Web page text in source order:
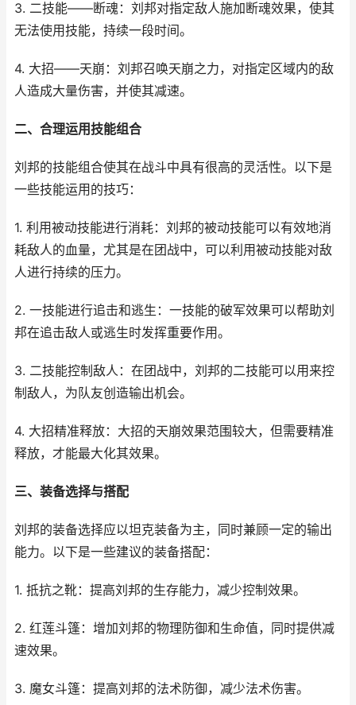
3. 二技能——断魂：刘邦对指定敌人施加断魂效果，使其
无法使用技能，持续一段时间。
4. 大招——天崩：刘邦召唤天崩之力，对指定区域内的敌
人造成大量伤害，并使其减速。
二、合理运用技能组合
刘邦的技能组合使其在战斗中具有很高的灵活性。以下是
一些技能运用的技巧：
1. 利用被动技能进行消耗：刘邦的被动技能可以有效地消
耗敌人的血量，尤其是在团战中，可以利用被动技能对敌
人进行持续的压力。
2. 一技能进行追击和逃生：一技能的破军效果可以帮助刘
邦在追击敌人或逃生时发挥重要作用。
3. 二技能控制敌人：在团战中，刘邦的二技能可以用来控
制敌人，为队友创造输出机会。
4. 大招精准释放：大招的天崩效果范围较大，但需要精准
释放，才能最大化其效果。
三、装备选择与搭配
刘邦的装备选择应以坦克装备为主，同时兼顾一定的输出
能力。以下是一些建议的装备搭配：
1. 抵抗之靴：提高刘邦的生存能力，减少控制效果。
2. 红莲斗篷：增加刘邦的物理防御和生命值，同时提供减
速效果。
3. 魔女斗篷：提高刘邦的法术防御，减少法术伤害。